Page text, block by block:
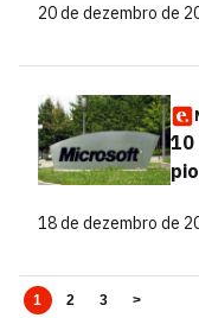
20 de dezembro de
10
18 de dezembro de
1 2 3 >